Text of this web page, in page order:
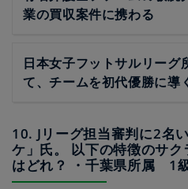
業の買収案件に携わる
日本女子フットサルリーグ
て、チームを初代優勝に導
10. Jリーグ担当審判に2名
ケ」氏。 以下の特徴のサ
はどれ？ ・千葉県所属 1